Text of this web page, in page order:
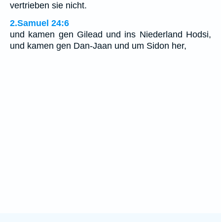
vertrieben sie nicht.
2.Samuel 24:6
und kamen gen Gilead und ins Niederland Hodsi,
und kamen gen Dan-Jaan und um Sidon her,